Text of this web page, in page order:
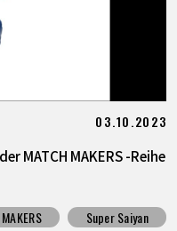
03.10.2023
MATCH MAKERS -Reihe
Super Saiyan